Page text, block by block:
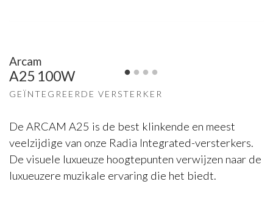
Arcam
A25 100W
GEÏNTEGREERDE VERSTERKER
De ARCAM A25 is de best klinkende en meest
veelzijdige van onze Radia Integrated-versterkers.
De visuele luxueuze hoogtepunten verwijzen naar de
luxueuzere muzikale ervaring die het biedt.